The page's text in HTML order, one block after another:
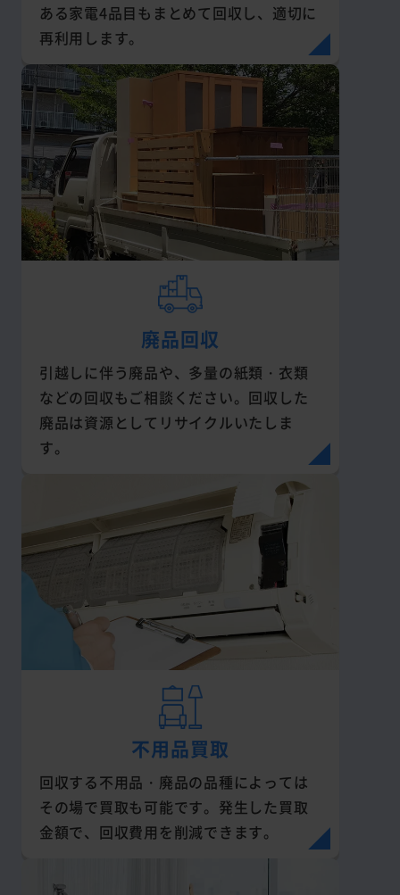
ある家電4品目もまとめて回収し、適切に
再利用します。
廃品回収
引越しに伴う廃品や、多量の紙類・衣類
などの回収もご相談ください。回収した
廃品は資源としてリサイクルいたしま
す。
不用品買取
回収する不用品・廃品の品種によっては
その場で買取も可能です。発生した買取
金額で、回収費用を削減できます。